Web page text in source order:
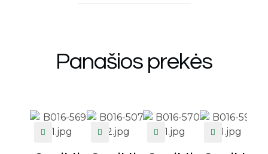
Panašios prekės